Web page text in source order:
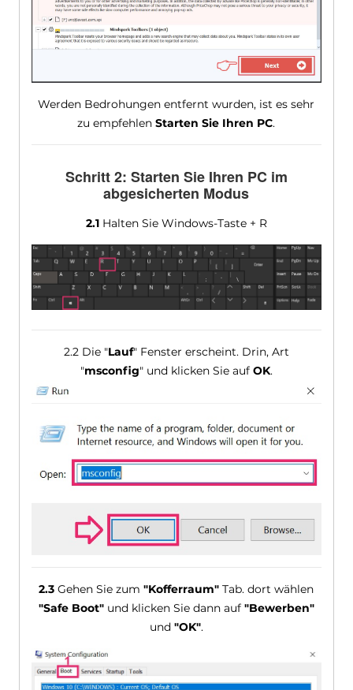
Werden Bedrohungen entfernt wurden, ist es sehr
zu empfehlenStarten Sie Ihren PC.
Schritt 2: Starten Sie Ihren PC im
abgesicherten Modus
2.1Halten Sie Windows-Taste + R
2.2 Die "Lauf" Fenster erscheint. Drin, Art
"msconfig" und klicken Sie auf OK.
2.3 Gehen Sie zum"Kofferraum" Tab. dort wählen
"Safe Boot"und klicken Sie dann auf "Bewerben"
und "OK".